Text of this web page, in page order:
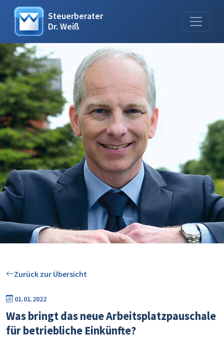
Steuerberater
Dr. Weiß
Zurück zur Übersicht
01.01.2022
Was bringt das neue Arbeitsplatzpauschale
für betriebliche Einkünfte?